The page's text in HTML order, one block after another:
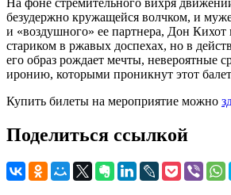
На фоне стремительного вихря
безудержно кружащейся волчком, и
и «воздушного» ее партнера, Дон Кихот
стариком в ржавых доспехах, но в
его образ рождает мечты, невероятные
иронию, которыми проникнут этот
Купить билеты на мероприятие можно
Поделиться ссылкой